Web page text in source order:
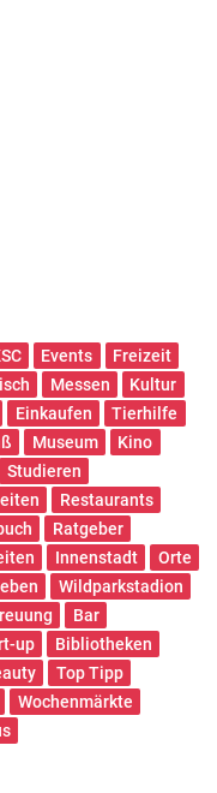
Events
Freizeit
Messen
Kultur
Einkaufen
Tierhilfe
Museum
Kino
Studieren
Restaurants
Ratgeber
Innenstadt
Orte
Wildparkstadion
Bar
up
Bibliotheken
Top Tipp
Wochenmärkte